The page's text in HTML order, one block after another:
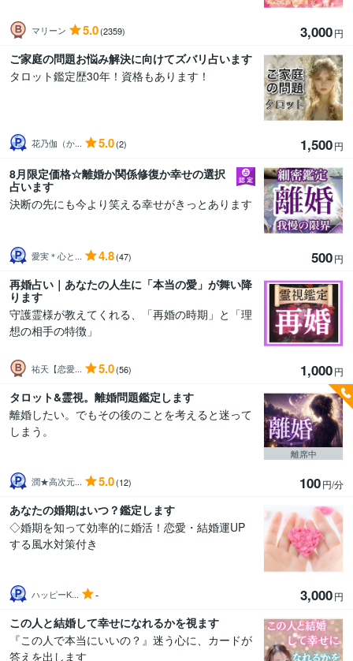
マリーン 5.0(2359) 3,000円
ご家庭の問題お悩み解決に向けてズバリ占います
タロット鑑定歴30年！資格もあります！
花乃伽（か... 5.0(2) 1,500円
8月限定価格☆離婚か関係修復か幸せの選択
占います
決断の先にも今より笑える幸せがきっとあります
愛実＊心と... 4.8(47) 500円
再婚占い｜あなたの人生に「本当の愛」が舞い降
ります
守護霊様が教えてくれる、「再婚の時期」と「理
想の相手の特徴」
祐天【恋愛... 5.0(56) 1,000円
タロット&霊視。離婚問題鑑定します
離婚したい。でもその後のことを考えると迷って
しまう。
潤★高次元... 5.0(12) 100円/分
離席中
あなたの婚期はいつ？鑑定します
◇婚期を知って効率的に婚活！恋愛・結婚運UP
する風水対策付き
ハッピーK... - 3,000円
この人と結婚して幸せになれるかを視ます
『この人で本当にいいの？』迷う心に、カードが
答えを出します